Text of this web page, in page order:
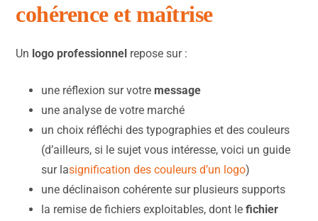
cohérence et maîtrise
Un logo professionnel repose sur :
une réflexion sur votre message
une analyse de votre marché
un choix réfléchi des typographies et des couleurs
(d’ailleurs, si le sujet vous intéresse, voici un guide
sur lasignification des couleurs d’un logo)
une déclinaison cohérente sur plusieurs supports
la remise de fichiers exploitables, dont le fichier